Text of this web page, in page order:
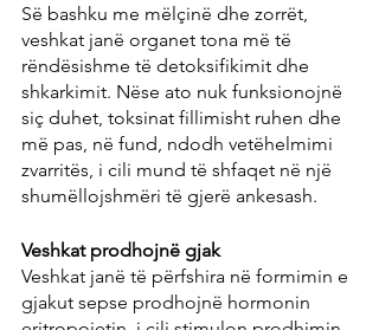
Së bashku me mëlçinë dhe zorrët,
veshkat janë organet tona më të
rëndësishme të detoksifikimit dhe
shkarkimit. Nëse ato nuk funksionojnë
siç duhet, toksinat fillimisht ruhen dhe
më pas, në fund, ndodh vetëhelmimi
zvarritës, i cili mund të shfaqet në një
shumëllojshmëri të gjerë ankesash.
Veshkat prodhojnë gjak
Veshkat janë të përfshira në formimin e
gjakut sepse prodhojnë hormonin